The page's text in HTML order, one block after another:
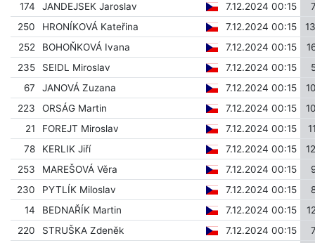
174
JANDEJSEK Jaroslav 7.12.2024 00:15
250
HRONÍKOVÁ Kateřina 7.12.2024 00:15
252
BOHOŇKOVÁ Ivana 7.12.2024 00:15
235
SEIDL Miroslav 7.12.2024 00:15
67
JANOVÁ Zuzana 7.12.2024 00:15
223
ORSÁG Martin 7.12.2024 00:15
21
FOREJT Miroslav 7.12.2024 00:15
78
KERLIK Jiří 7.12.2024 00:15
253
MAREŠOVÁ Věra 7.12.2024 00:15
230
PYTLÍK Miloslav 7.12.2024 00:15
14
BEDNAŘÍK Martin 7.12.2024 00:15
220
STRUŠKA Zdeněk 7.12.2024 00:15